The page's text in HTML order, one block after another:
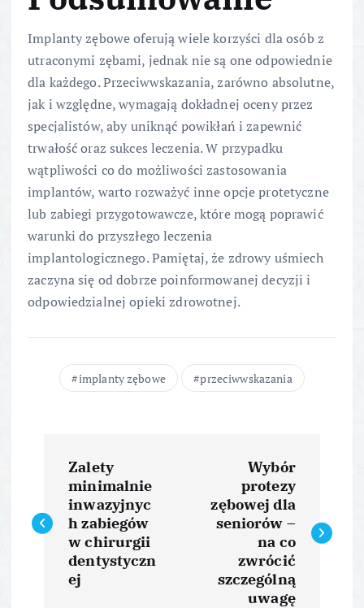
Implanty zębowe oferują wiele korzyści dla osób z
utraconymi zębami, jednak nie są one odpowiednie
dla każdego. Przeciwwskazania, zarówno absolutne,
jak i względne, wymagają dokładnej oceny przez
specjalistów, aby uniknąć powikłań i zapewnić
trwałość oraz sukces leczenia. W przypadku
wątpliwości co do możliwości zastosowania
implantów, warto rozważyć inne opcje protetyczne
lub zabiegi przygotowawcze, które mogą poprawić
warunki do przyszłego leczenia
implantologicznego. Pamiętaj, że zdrowy uśmiech
zaczyna się od dobrze poinformowanej decyzji i
odpowiedzialnej opieki zdrowotnej.
implanty zębowe przeciwwskazania
w
Zalety
minimalnie
inwazyjnyc
h zabiegów
w chirurgii
dentystyczn
ej
Wybór
protezy
zębowej dla
seniorów –
na co
zwrócić
szczególną
uwagę